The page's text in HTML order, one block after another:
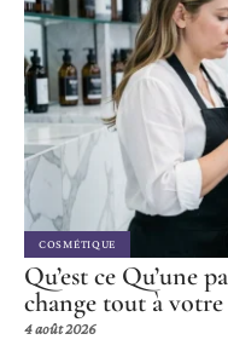
COSMÉTIQUE
Qu’est ce Qu’une
change tout à
4 août 2026